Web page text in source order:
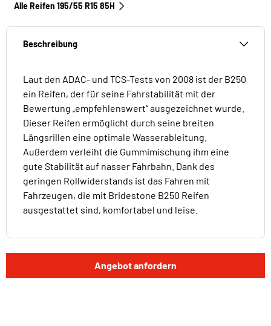
Alle Reifen‎ 195/55 R15 85H
Beschreibung
Laut den ADAC- und TCS-Tests von 2008 ist der B250
ein Reifen, der für seine Fahrstabilität mit der
Bewertung „empfehlenswert“ ausgezeichnet wurde.
Dieser Reifen ermöglicht durch seine breiten
Längsrillen eine optimale Wasserableitung.
Außerdem verleiht die Gummimischung ihm eine
gute Stabilität auf nasser Fahrbahn. Dank des
geringen Rollwiderstands ist das Fahren mit
Fahrzeugen, die mit Bridestone B250 Reifen
ausgestattet sind, komfortabel und leise.
Angebot anfordern